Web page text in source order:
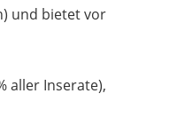
und bietet vor
aller Inserate),